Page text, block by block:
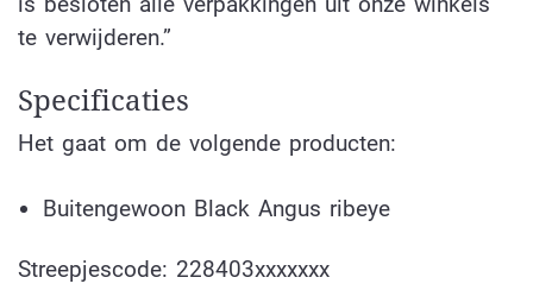
te verwijderen.”
Specificaties
Het gaat om de volgende producten:
Buitengewoon Black Angus ribeye
Streepjescode: 228403xxxxxxx